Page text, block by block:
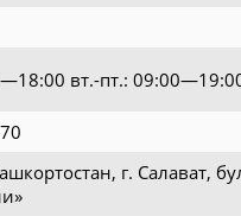
вт.-пт.:
г. Салават,